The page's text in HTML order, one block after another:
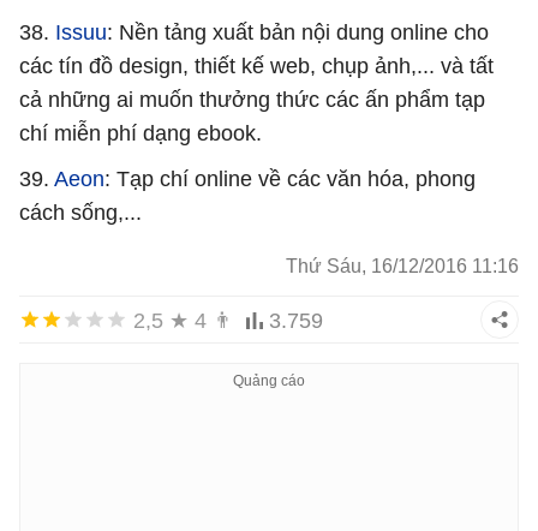
38. Issuu: Nền tảng xuất bản nội dung online cho
các tín đồ design, thiết kế web, chụp ảnh,... và tất
cả những ai muốn thưởng thức các ấn phẩm tạp
chí miễn phí dạng ebook.
39. Aeon: Tạp chí online về các văn hóa, phong
cách sống,...
Thứ Sáu, 16/12/2016 11:16
2,5 ★ 4 👨 3.759